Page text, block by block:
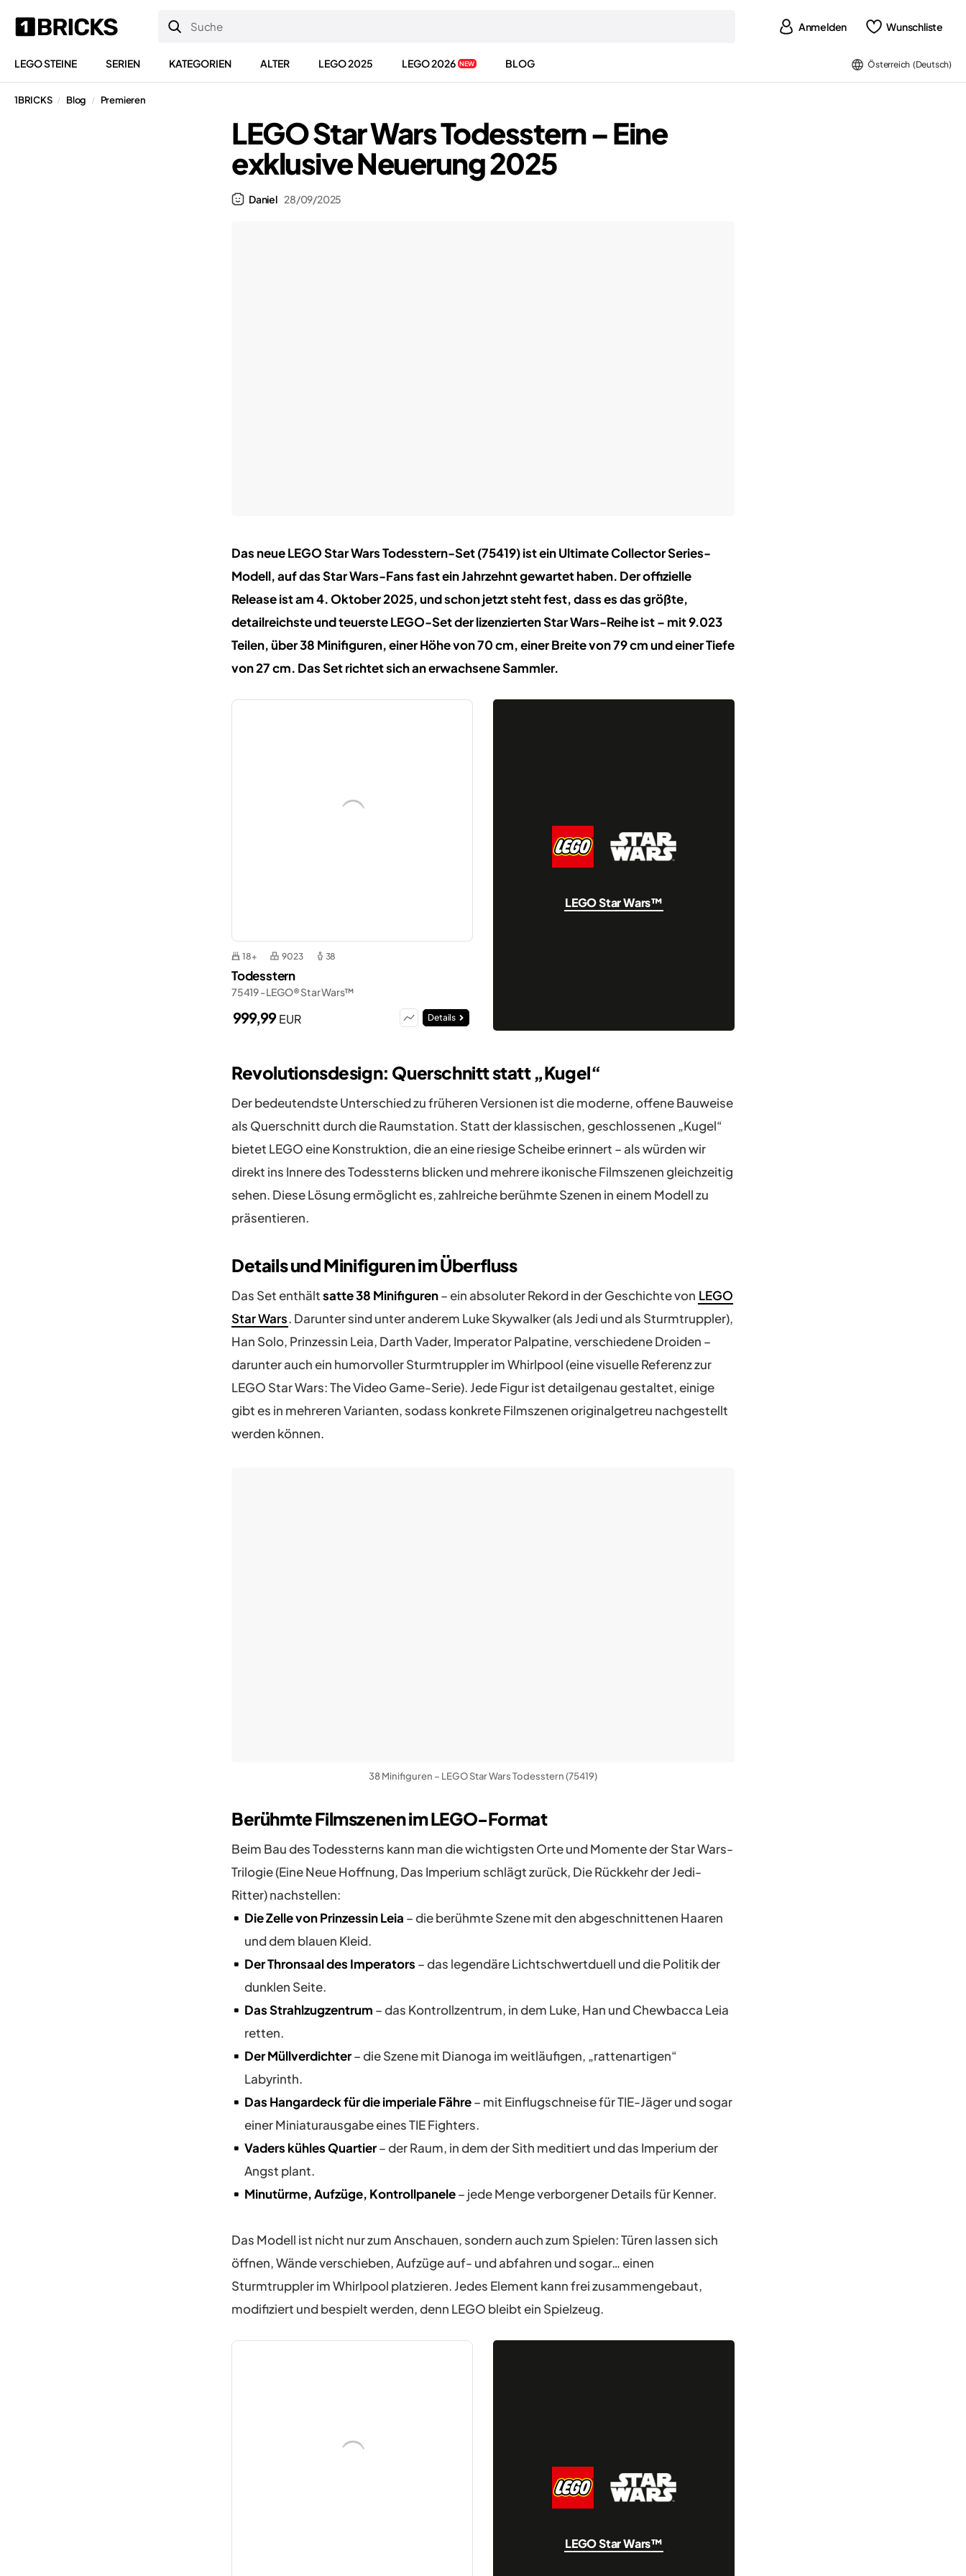
Anmelden Wunschliste
LEGO STEINE SERIEN KATEGORIEN ALTER LEGO 2025 LEGO 2026 NEW BLOG Österreich (Deutsch)
1BRICKS / Blog / Premieren
LEGO Star Wars Todesstern – Eine
exklusive Neuerung 2025
Daniel 28/09/2025
Das neue LEGO Star Wars Todesstern-Set (75419) ist ein Ultimate Collector Series-
Modell, auf das Star Wars-Fans fast ein Jahrzehnt gewartet haben. Der offizielle
Release ist am 4. Oktober 2025, und schon jetzt steht fest, dass es das größte,
detailreichste und teuerste LEGO-Set der lizenzierten Star Wars-Reihe ist – mit 9.023
Teilen, über 38 Minifiguren, einer Höhe von 70 cm, einer Breite von 79 cm und einer Tiefe
von 27 cm. Das Set richtet sich an erwachsene Sammler.
18+ 9023 38
Todesstern
75419 - LEGO® Star Wars™
999,99EUR Details
LEGO Star Wars™
Revolutionsdesign: Querschnitt statt „Kugel“
Der bedeutendste Unterschied zu früheren Versionen ist die moderne, offene Bauweise
als Querschnitt durch die Raumstation. Statt der klassischen, geschlossenen „Kugel“
bietet LEGO eine Konstruktion, die an eine riesige Scheibe erinnert – als würden wir
direkt ins Innere des Todessterns blicken und mehrere ikonische Filmszenen gleichzeitig
sehen. Diese Lösung ermöglicht es, zahlreiche berühmte Szenen in einem Modell zu
präsentieren.
Details und Minifiguren im Überfluss
Das Set enthältsatte 38 Minifiguren– ein absoluter Rekord in der Geschichte von LEGO
Star Wars. Darunter sind unter anderem Luke Skywalker (als Jedi und als Sturmtruppler),
Han Solo, Prinzessin Leia, Darth Vader, Imperator Palpatine, verschiedene Droiden –
darunter auch ein humorvoller Sturmtruppler im Whirlpool (eine visuelle Referenz zur
LEGO Star Wars: The Video Game-Serie). Jede Figur ist detailgenau gestaltet, einige
gibt es in mehreren Varianten, sodass konkrete Filmszenen originalgetreu nachgestellt
werden können.
38 Minifiguren – LEGO Star Wars Todesstern (75419)
Berühmte Filmszenen im LEGO-Format
Beim Bau des Todessterns kann man die wichtigsten Orte und Momente der Star Wars-
Trilogie (Eine Neue Hoffnung, Das Imperium schlägt zurück, Die Rückkehr der Jedi-
Ritter) nachstellen:
Die Zelle von Prinzessin Leia – die berühmte Szene mit den abgeschnittenen Haaren
und dem blauen Kleid.
Der Thronsaal des Imperators – das legendäre Lichtschwertduell und die Politik der
dunklen Seite.
Das Strahlzugzentrum – das Kontrollzentrum, in dem Luke, Han und Chewbacca Leia
retten.
Der Müllverdichter– die Szene mit Dianoga im weitläufigen, „rattenartigen“
Labyrinth.
Das Hangardeck für die imperiale Fähre– mit Einflugschneise für TIE-Jäger und sogar
einer Miniaturausgabe eines TIE Fighters.
Vaders kühles Quartier– der Raum, in dem der Sith meditiert und das Imperium der
Angst plant.
Minutürme, Aufzüge, Kontrollpanele– jede Menge verborgener Details für Kenner.
Das Modell ist nicht nur zum Anschauen, sondern auch zum Spielen: Türen lassen sich
öffnen, Wände verschieben, Aufzüge auf- und abfahren und sogar… einen
Sturmtruppler im Whirlpool platzieren. Jedes Element kann frei zusammengebaut,
modifiziert und bespielt werden, denn LEGO bleibt ein Spielzeug.
LEGO Star Wars™